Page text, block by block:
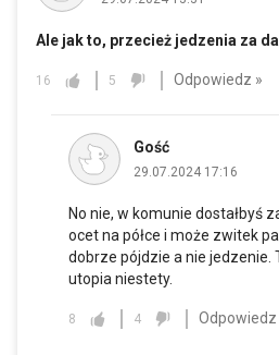
Ale jak to, przecież jedzenia za
16 5 Odpowiedz »
Gość
29.07.2024 17:16
No nie, w komunie dostałbyś
ocet na półce i może zwitek
dobrze pójdzie a nie jedzenie.
utopia niestety.
8 4 Odpowiedz